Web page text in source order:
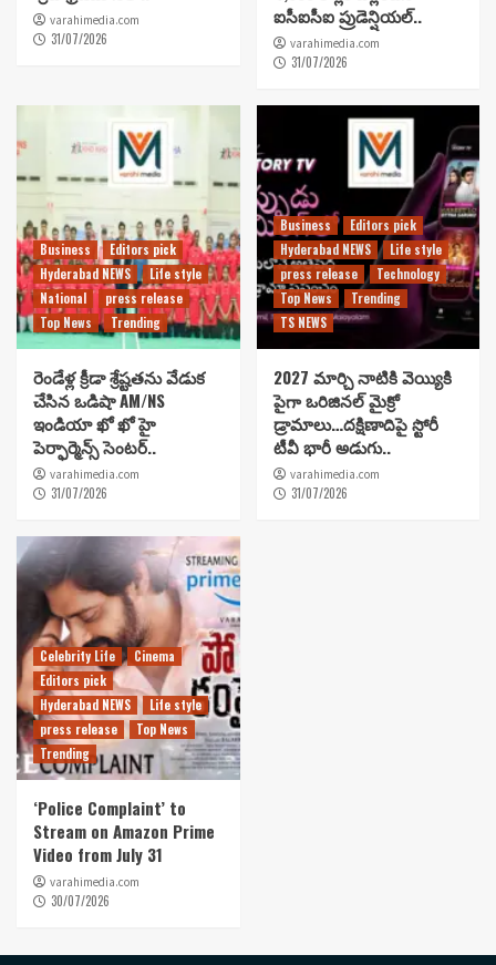
varahimedia.com
31/07/2026
ఐసీఐసీఐ ప్రుడెన్షియల్..
varahimedia.com
31/07/2026
Business
Editors pick
Hyderabad NEWS
Life style
National
press release
Top News
Trending
రెండేళ్ల క్రీడా శ్రేష్టతను వేడుక
చేసిన ఒడిషా AM/NS
ఇండియా ఖో ఖో హై
పెర్ఫార్మెన్స్ సెంటర్..
varahimedia.com
31/07/2026
Business
Editors pick
Hyderabad NEWS
Life style
press release
Technology
Top News
Trending
TS NEWS
2027 మార్చి నాటికి వెయ్యికి
పైగా ఒరిజినల్ మైక్రో
డ్రామాలు…దక్షిణాదిపై స్టోరీ
టీవీ భారీ అడుగు..
varahimedia.com
31/07/2026
Celebrity Life
Cinema
Editors pick
Hyderabad NEWS
Life style
press release
Top News
Trending
‘Police Complaint’ to
Stream on Amazon Prime
Video from July 31
varahimedia.com
30/07/2026